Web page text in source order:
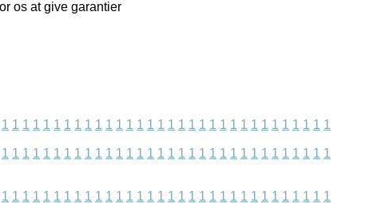
os at give garantier
1 1 1 1 1 1 1 1 1 1 1 1 1 1 1 1 1 1 1 1 1 1 1 1 1 1 1 1 1 1 1 1
1 1 1 1 1 1 1 1 1 1 1 1 1 1 1 1 1 1 1 1 1 1 1 1 1 1 1 1 1 1 1 1
1 1 1 1 1 1 1 1 1 1 1 1 1 1 1 1 1 1 1 1 1 1 1 1 1 1 1 1 1 1 1 1